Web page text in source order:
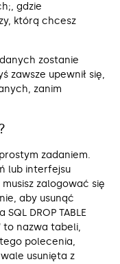
gdzie
którą chcesz
zostanie
zawsze upewnił się,
zanim
zadaniem.
lub interfejsu
zalogować się
aby usunąć
DROP TABLE
to nazwa tabeli,
polecenia,
usunięta z